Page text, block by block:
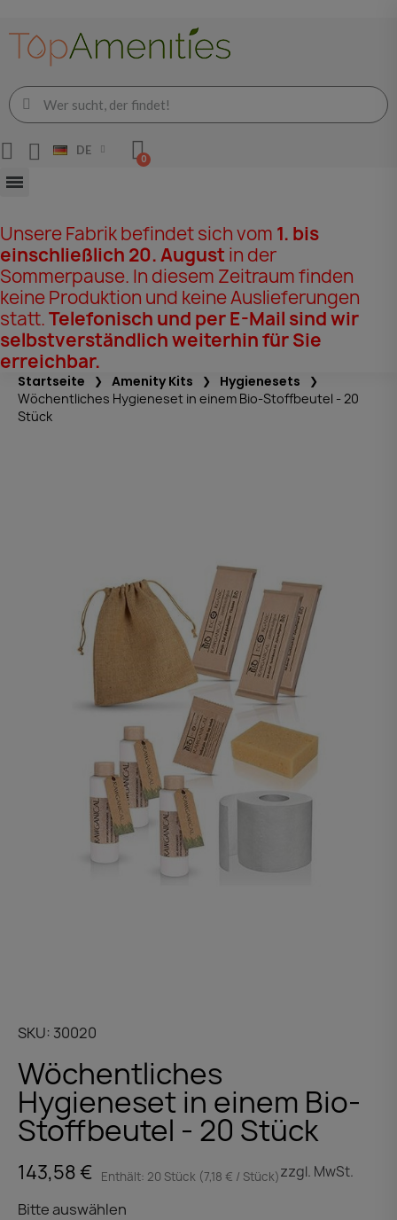
DE
Unsere Fabrik befindet sich vom 1. bis
einschließlich 20. August in der
Sommerpause. In diesem Zeitraum finden
keine Produktion und keine Auslieferungen
statt.Telefonisch und per E-Mail sind wir
selbstverständlich weiterhin für Sie
erreichbar.
Startseite Amenity Kits Hygienesets
Wöchentliches Hygieneset in einem Bio-Stoffbeutel - 20
Stück
SKU 30020
Wöchentliches
Hygieneset in einem Bio-
Stoffbeutel - 20 Stück
143,58 € Enthält: 20 Stück (7,18 € / Stück)zzgl. MwSt.
Bitte auswählen